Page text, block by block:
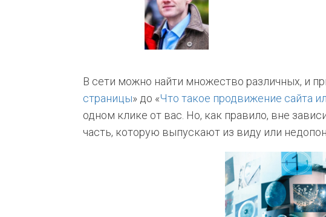
В сети можно найти множество различных, и
страницы» до «Что такое продвижение сайта
одном клике от вас. Но, как правило, вне
часть, которую выпускают из виду или